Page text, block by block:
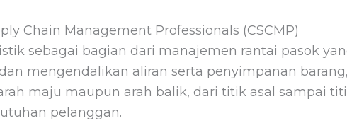
Chain Management Professionals (CSCMP)
sebagai bagian dari manajemen rantai pasok
mengendalikan aliran serta penyimpanan barang,
maju maupun arah balik, dari titik asal sampai
pelanggan.